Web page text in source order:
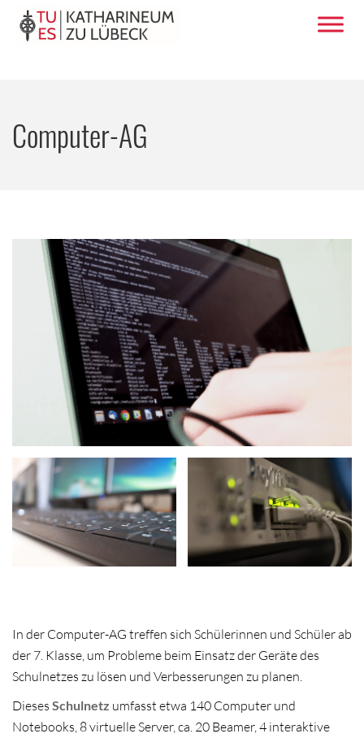
Computer-AG
In der Computer-AG treffen sich Schülerinnen und Schüler ab
der 7. Klasse, um Probleme beim Einsatz der Geräte des
Schulnetzes zu lösen und Verbesserungen zu planen.
Dieses Schulnetz umfasst etwa 140 Computer und
Notebooks, 8 virtuelle Server, ca. 20 Beamer, 4 interaktive